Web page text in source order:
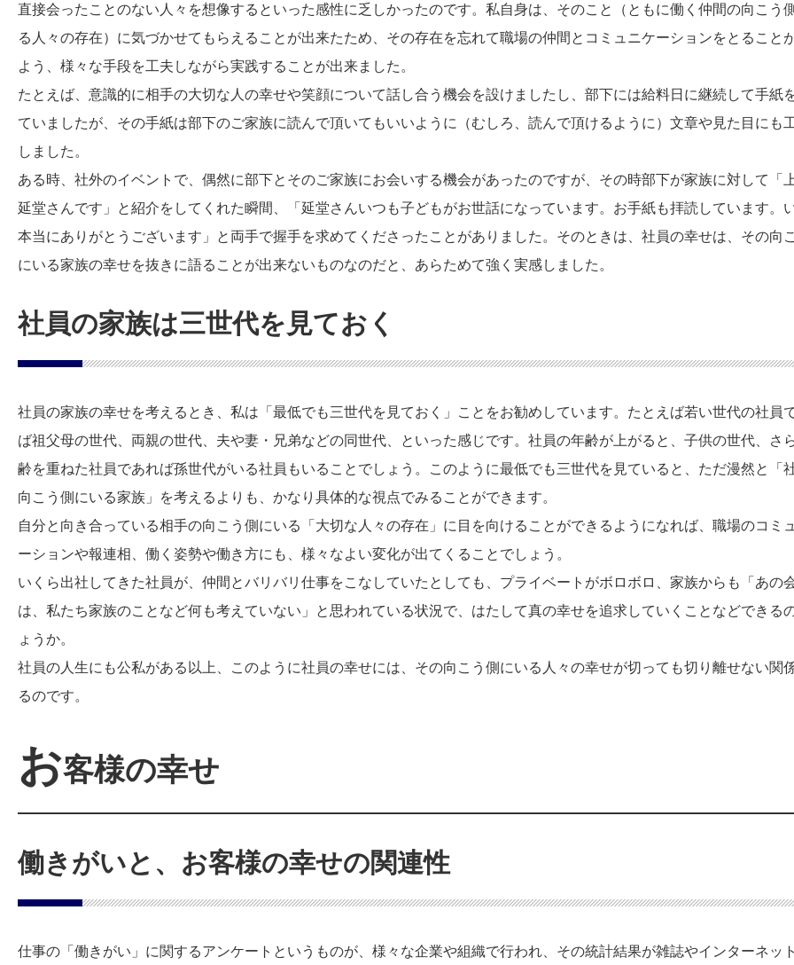
直接会ったことのない人々を想像するといった感性に乏しかったのです。私自身は、そのこと（ともに働く仲間の向こう
る人々の存在）に気づかせてもらえることが出来たため、その存在を忘れて職場の仲間とコミュニケーションをとること
よう、様々な手段を工夫しながら実践することが出来ました。
たとえば、意識的に相手の大切な人の幸せや笑顔について話し合う機会を設けましたし、部下には給料日に継続して手紙
ていましたが、その手紙は部下のご家族に読んで頂いてもいいように（むしろ、読んで頂けるように）文章や見た目にも
しました。
ある時、社外のイベントで、偶然に部下とそのご家族にお会いする機会があったのですが、その時部下が家族に対して「
延堂さんです」と紹介をしてくれた瞬間、「延堂さんいつも子どもがお世話になっています。お手紙も拝読しています。
本当にありがとうございます」と両手で握手を求めてくださったことがありました。そのときは、社員の幸せは、その向
にいる家族の幸せを抜きに語ることが出来ないものなのだと、あらためて強く実感しました。
社員の家族は三世代を見ておく
社員の家族の幸せを考えるとき、私は「最低でも三世代を見ておく」ことをお勧めしています。たとえば若い世代の社員
ば祖父母の世代、両親の世代、夫や妻・兄弟などの同世代、といった感じです。社員の年齢が上がると、子供の世代、さ
齢を重ねた社員であれば孫世代がいる社員もいることでしょう。このように最低でも三世代を見ていると、ただ漫然と「
向こう側にいる家族」を考えるよりも、かなり具体的な視点でみることができます。
自分と向き合っている相手の向こう側にいる「大切な人々の存在」に目を向けることができるようになれば、職場のコミ
ーションや報連相、働く姿勢や働き方にも、様々なよい変化が出てくることでしょう。
いくら出社してきた社員が、仲間とバリバリ仕事をこなしていたとしても、プライベートがボロボロ、家族からも「あの
は、私たち家族のことなど何も考えていない」と思われている状況で、はたして真の幸せを追求していくことなどできる
ょうか。
社員の人生にも公私がある以上、このように社員の幸せには、その向こう側にいる人々の幸せが切っても切り離せない関
るのです。
お客様の幸せ
働きがいと、お客様の幸せの関連性
仕事の「働きがい」に関するアンケートというものが、様々な企業や組織で行われ、その統計結果が雑誌やインターネッ